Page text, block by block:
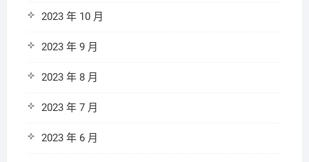
2023 年 10 月
2023 年 9 月
2023 年 8 月
2023 年 7 月
2023 年 6 月